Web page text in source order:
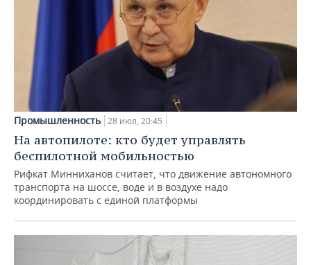
Промышленность 28 июл, 20:45
На автопилоте: кто будет управлять
беспилотной мобильностью
Рифкат Минниханов считает, что движение автономного
транспорта на шоссе, воде и в воздухе надо
координировать с единой платформы